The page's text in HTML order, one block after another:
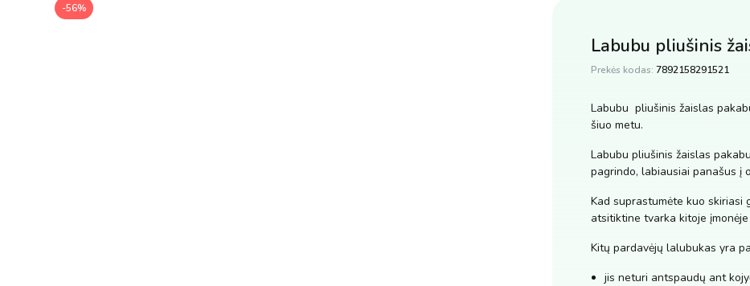
-56%
Labubu pliušinis
Prekės kodas: 7892158291521
Labubu pliušinis žaislas
šiuo metu.
Labubu pliušinis žaislas
pagrindo, labiausiai panašus į
Kad suprastumėte kuo skiriasi
atsitiktine tvarka kitoje
Kitų pardavėjų lalubukas yra
jis neturi antspaudų ant